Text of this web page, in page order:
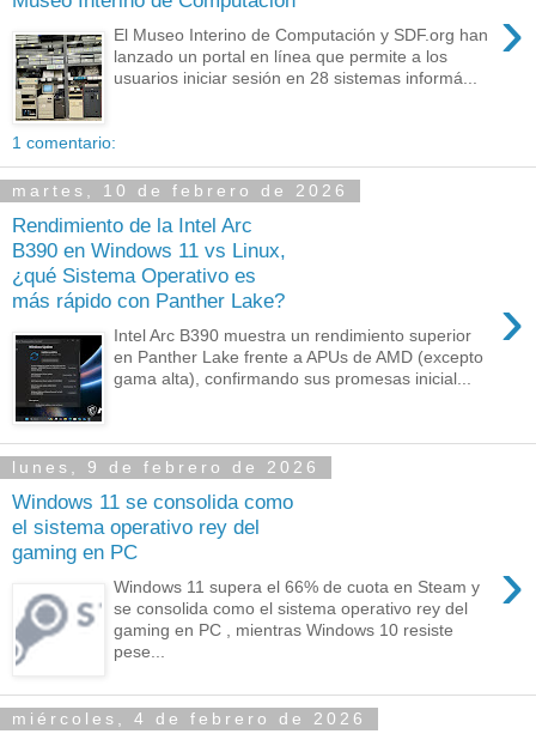
›
El Museo Interino de Computación y SDF.org han
lanzado un portal en línea que permite a los
usuarios iniciar sesión en 28 sistemas informá...
1 comentario:
martes, 10 de febrero de 2026
Rendimiento de la Intel Arc
B390 en Windows 11 vs Linux,
¿qué Sistema Operativo es
más rápido con Panther Lake?
›
Intel Arc B390 muestra un rendimiento superior
en Panther Lake frente a APUs de AMD (excepto
gama alta), confirmando sus promesas inicial...
lunes, 9 de febrero de 2026
Windows 11 se consolida como
el sistema operativo rey del
gaming en PC
›
Windows 11 supera el 66% de cuota en Steam y
se consolida como el sistema operativo rey del
gaming en PC , mientras Windows 10 resiste
pese...
miércoles, 4 de febrero de 2026